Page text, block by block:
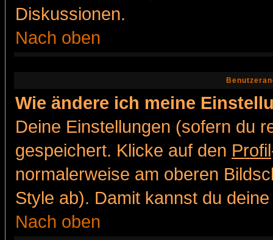
Diskussionen.
Nach oben
Wie ändere ich meine
Deine Einstellungen (sofern du
gespeichert. Klicke auf den Profil
normalerweise am oberen
Style ab). Damit kannst du
Nach oben